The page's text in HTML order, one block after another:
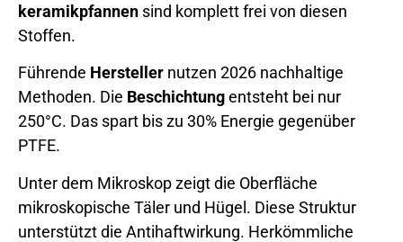
keramikpfannen sind komplett frei von diesen
Stoffen.
Führende Hersteller nutzen 2026 nachhaltige
Methoden. Die Beschichtungentsteht bei nur
250°C. Das spart bis zu 30% Energie gegenüber
PTFE.
Unter dem Mikroskop zeigt die Oberfläche
mikroskopische Täler und Hügel. Diese Struktur
unterstützt die Antihaftwirkung. Herkömmliche